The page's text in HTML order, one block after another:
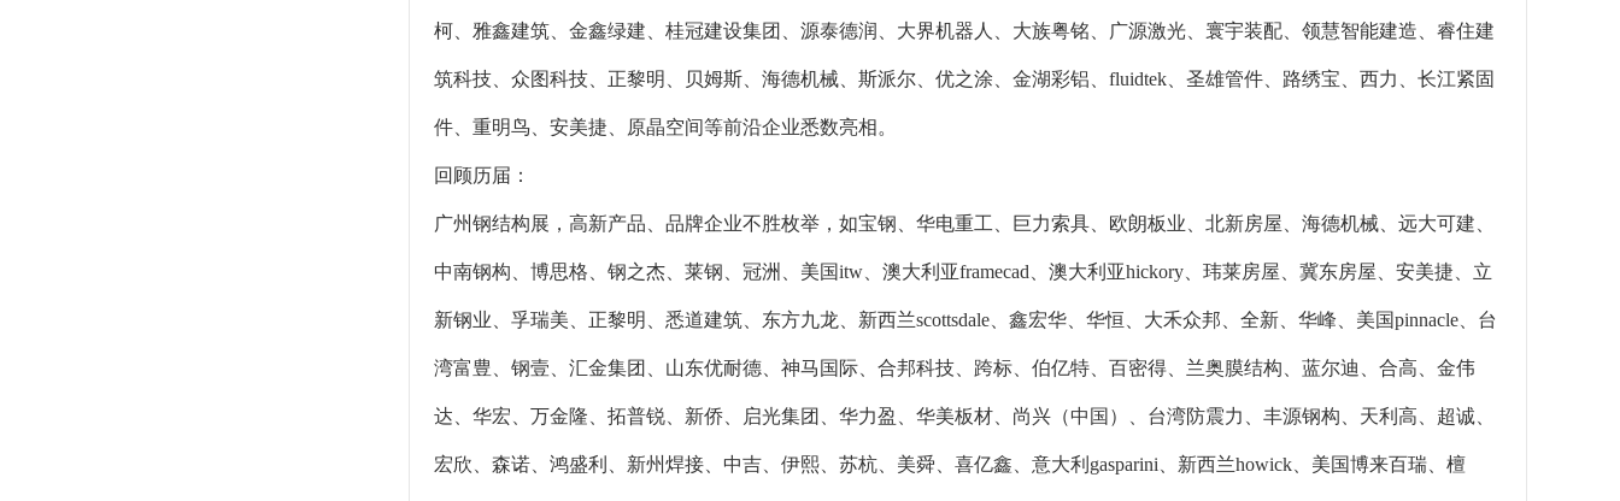
柯、雅鑫建筑、金鑫绿建、桂冠建设集团、源泰德润、大界机器人、大族粤铭、广源激光、寰宇装配、领慧智能建造、睿住建
筑科技、众图科技、正黎明、贝姆斯、海德机械、斯派尔、优之涂、金湖彩铝、fluidtek、圣雄管件、路绣宝、西力、长江紧固
件、重明鸟、安美捷、原晶空间等前沿企业悉数亮相。
回顾历届：
广州钢结构展，高新产品、品牌企业不胜枚举，如宝钢、华电重工、巨力索具、欧朗板业、北新房屋、海德机械、远大可建、
中南钢构、博思格、钢之杰、莱钢、冠洲、美国itw、澳大利亚framecad、澳大利亚hickory、玮莱房屋、冀东房屋、安美捷、立
新钢业、孚瑞美、正黎明、悉道建筑、东方九龙、新西兰scottsdale、鑫宏华、华恒、大禾众邦、全新、华峰、美国pinnacle、台
湾富豊、钢壹、汇金集团、山东优耐德、神马国际、合邦科技、跨标、伯亿特、百密得、兰奥膜结构、蓝尔迪、合高、金伟
达、华宏、万金隆、拓普锐、新侨、启光集团、华力盈、华美板材、尚兴（中国）、台湾防震力、丰源钢构、天利高、超诚、
宏欣、森诺、鸿盛利、新州焊接、中吉、伊熙、苏杭、美舜、喜亿鑫、意大利gasparini、新西兰howick、美国博来百瑞、檀